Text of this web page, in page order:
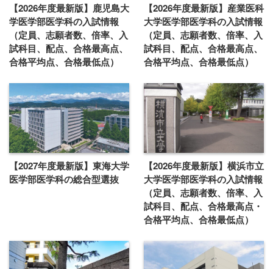
【2026年度最新版】鹿児島大
学医学部医学科の入試情報
（定員、志願者数、倍率、入
試科目、配点、合格最高点、
合格平均点、合格最低点）
【2026年度最新版】産業医科
大学医学部医学科の入試情報
（定員、志願者数、倍率、入
試科目、配点、合格最高点、
合格平均点、合格最低点）
【2027年度最新版】東海大学
医学部医学科の総合型選抜
【2026年度最新版】横浜市立
大学医学部医学科の入試情報
（定員、志願者数、倍率、入
試科目、配点、合格最高点・
合格平均点、合格最低点）